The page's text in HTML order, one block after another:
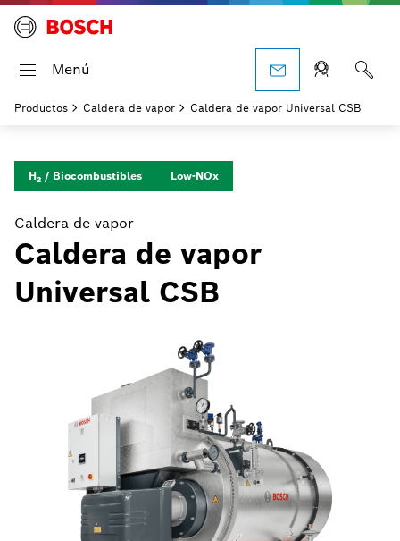
Menú
Productos Caldera de vapor Caldera de vapor Universal CSB
H₂ / Biocombustibles Low-NOx
Caldera de vapor
Caldera de vapor
Universal CSB